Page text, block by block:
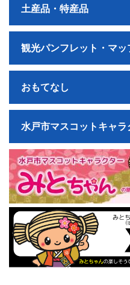
土産品・特産品
観光パンフレット・マッ
おもてなし
水戸市マスコットキャラ